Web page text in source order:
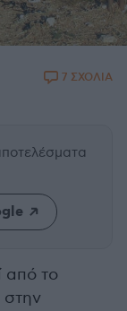
7 ΣΧΟΛΙΑ
από το
στην